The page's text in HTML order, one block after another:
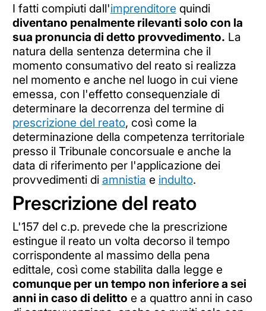
I fatti compiuti dall'imprenditore quindi
diventano penalmente rilevanti solo con la
sua pronuncia di detto provvedimento. La
natura della sentenza determina che il
momento consumativo del reato si realizza
nel momento e anche nel luogo in cui viene
emessa, con l'effetto consequenziale di
determinare la decorrenza del termine di
prescrizione del reato, così come la
determinazione della competenza territoriale
presso il Tribunale concorsuale e anche la
data di riferimento per l'applicazione dei
provvedimenti di amnistia e indulto.
Prescrizione del reato
L'157 del c.p. prevede che la prescrizione
estingue il reato un volta decorso il tempo
corrispondente al massimo della pena
edittale, così come stabilita dalla legge e
comunque per un tempo non inferiore a sei
anni in caso di delitto e a quattro anni in caso